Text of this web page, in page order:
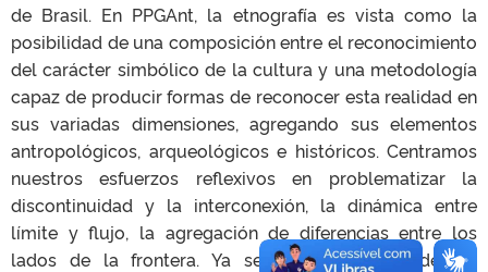
de Brasil. En PPGAnt, la etnografía es vista como la
posibilidad de una composición entre el reconocimiento
del carácter simbólico de la cultura y una metodología
capaz de producir formas de reconocer esta realidad en
sus variadas dimensiones, agregando sus elementos
antropológicos, arqueológicos e históricos. Centramos
nuestros esfuerzos reflexivos en problematizar la
discontinuidad y la interconexión, la dinámica entre
límite y flujo, la agregación de diferencias entre los
lados de la frontera. Ya sea en el pasado de las